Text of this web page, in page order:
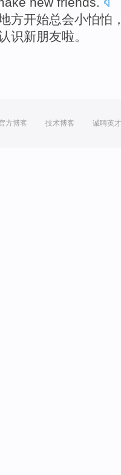
方开始总会小怕怕
识新朋友啦。
方博客 技术博客 诚聘英才